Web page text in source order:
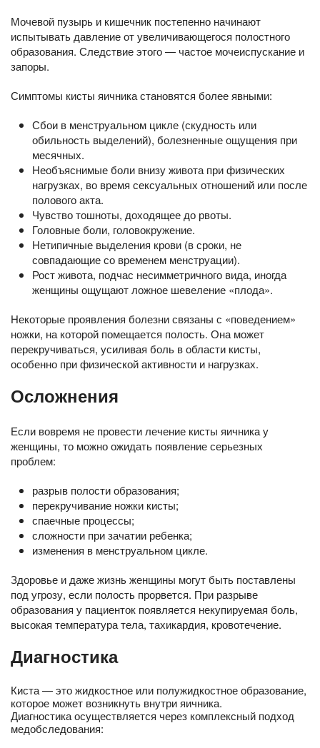
Мочевой пузырь и кишечник постепенно начинают
испытывать давление от увеличивающегося полостного
образования. Следствие этого — частое мочеиспускание и
запоры.
Симптомы кисты яичника становятся более явными:
Сбои в менструальном цикле (скудность или
обильность выделений), болезненные ощущения при
месячных.
Необъяснимые боли внизу живота при физических
нагрузках, во время сексуальных отношений или после
полового акта.
Чувство тошноты, доходящее до рвоты.
Головные боли, головокружение.
Нетипичные выделения крови (в сроки, не
совпадающие со временем менструации).
Рост живота, подчас несимметричного вида, иногда
женщины ощущают ложное шевеление «плода».
Некоторые проявления болезни связаны с «поведением»
ножки, на которой помещается полость. Она может
перекручиваться, усиливая боль в области кисты,
особенно при физической активности и нагрузках.
Осложнения
Если вовремя не провести лечение кисты яичника у
женщины, то можно ожидать появление серьезных
проблем:
разрыв полости образования;
перекручивание ножки кисты;
спаечные процессы;
сложности при зачатии ребенка;
изменения в менструальном цикле.
Здоровье и даже жизнь женщины могут быть поставлены
под угрозу, если полость прорвется. При разрыве
образования у пациенток появляется некупируемая боль,
высокая температура тела, тахикардия, кровотечение.
Диагностика
Киста — это жидкостное или полужидкостное образование,
которое может возникнуть внутри яичника.
Диагностика осуществляется через комплексный подход
медобследования: